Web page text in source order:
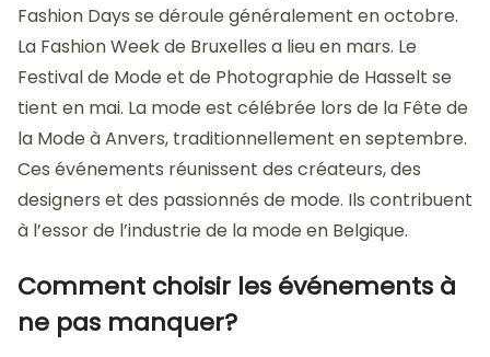
Fashion Days se déroule généralement en octobre.
La Fashion Week de Bruxelles a lieu en mars. Le
Festival de Mode et de Photographie de Hasselt se
tient en mai. La mode est célébrée lors de la Fête de
la Mode à Anvers, traditionnellement en septembre.
Ces événements réunissent des créateurs, des
designers et des passionnés de mode. Ils contribuent
à l’essor de l’industrie de la mode en Belgique.
Comment choisir les événements à
ne pas manquer?